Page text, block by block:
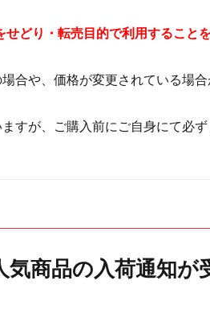
どり・転売目的で利用すること
合や、価格が変更されている場
すが、ご購入前にご自身にて必
商品の入荷通知が